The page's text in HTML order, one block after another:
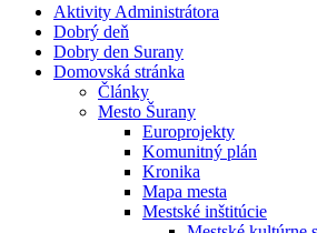
Aktivity Administrátora
Dobrý deň
Dobry den Surany
Domovská stránka
Články
Mesto Šurany
Europrojekty
Komunitný plán
Kronika
Mapa mesta
Mestské inštitúcie